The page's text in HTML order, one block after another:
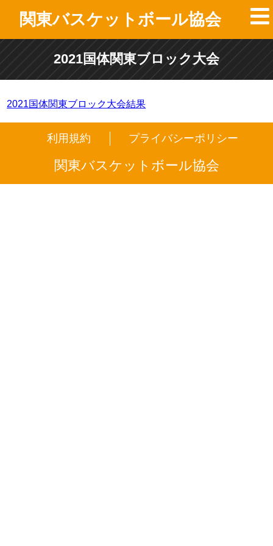
関東バスケットボール協会
2021国体関東ブロック大会
2021国体関東ブロック大会結果
利用規約 プライバシーポリシー
関東バスケットボール協会